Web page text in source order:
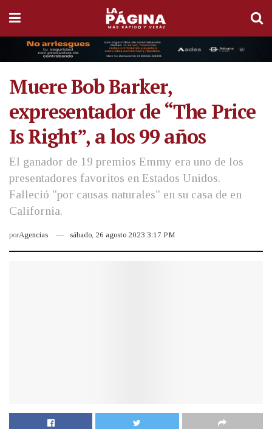
Muere Bob Barker,
expresentador de “The Price
Is Right”, a los 99 años
El ganador de 19 premios Emmy era uno de los
presentadores favoritos en Estados Unidos.
Falleció "por causas naturales" en su casa de en
California.
porAgencias sábado, 26 agosto 2023 3:17 PM